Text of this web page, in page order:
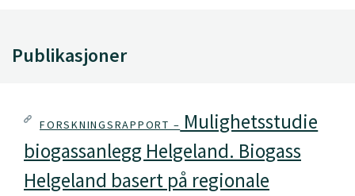
Publikasjoner
FORSKNINGSRAPPORT – Mulighetsstudie
biogassanlegg Helgeland. Biogass
Helgeland basert på regionale